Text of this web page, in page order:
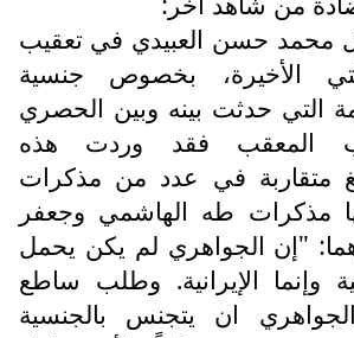
محمد حسن العبيدي في تعقيب
الأخيرة، بخصوص جنسية
التي حدثت بينه وبين الحصري
المعقب فقد وردت هذه
متقاربة في عدد من مذكرات
مذكرات طه الهاشمي وجعفر
"إن الجواهري لم يكن يحمل
وإنما الإيرانية. وطلب ساطع
ان يتجنس بالجنسية